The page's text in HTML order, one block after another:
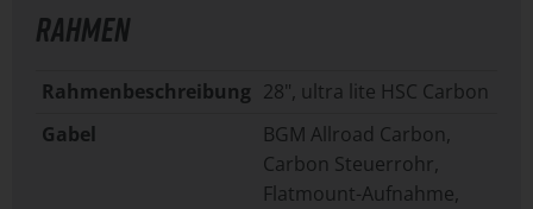
RAHMEN
Rahmenbeschreibung 28", ultra lite HSC Carbon
Gabel
BGM Allroad Carbon,
Carbon Steuerrohr,
Flatmount-Aufnahme,